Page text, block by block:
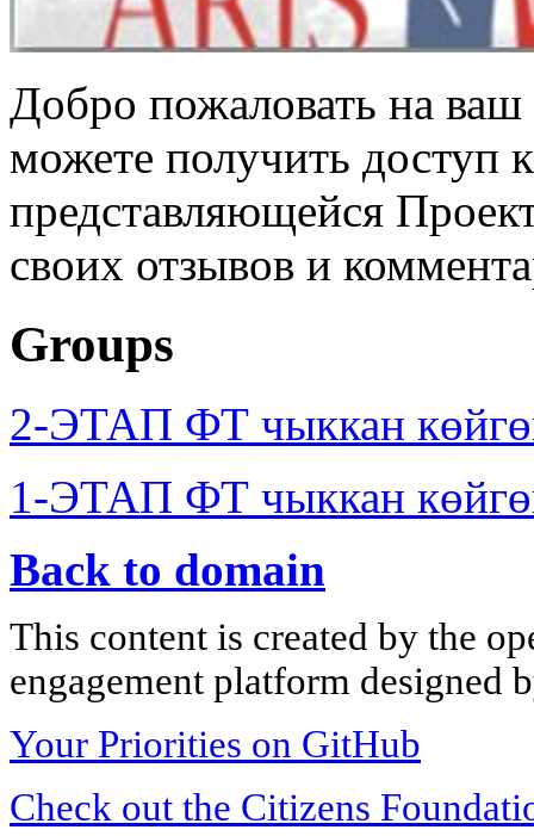
Добро пожаловать на
можете получить доступ
представляющейся
своих отзывов и
Groups
2-ЭТАП ФТ чыккан
1-ЭТАП ФТ чыккан
Back to domain
This content is created by the
engagement platform designed
Your Priorities on GitHub
Check out the Citizens